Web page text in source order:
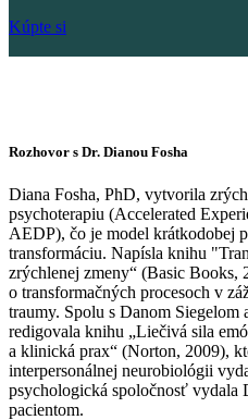
Kúpte si
Rozhovor s Dr. Dianou Fosha
Diana Fosha, PhD, vytvorila
psychoterapiu (Accelerated
AEDP), čo je model krátkodobej
transformáciu. Napísla knihu
zrýchlenej zmeny“ (Basic Books,
o transformačných procesoch v
traumy. Spolu s Danom Siegelom
redigovala knihu „Liečivá sila
a klinická prax“ (Norton, 2009),
interpersonálnej neurobiológii
psychologická spoločnosť
pacientom.